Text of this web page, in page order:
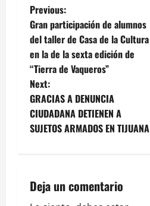
P
o
s
t
n
a
i
Previous:
Gran participación de alumnos
del taller de Casa de la Cultura
en la de la sexta edición de
“Tierra de Vaqueros”
Next:
GRACIAS A DENUNCIA
CIUDADANA DETIENEN A
SUJETOS ARMADOS EN TIJUANA
Deja un comentario